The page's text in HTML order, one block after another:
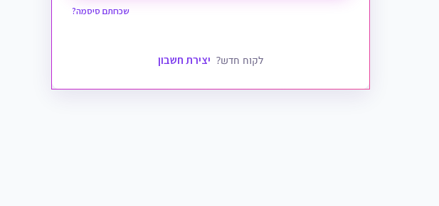
שכחתם סיסמה?
לקוח חדש? יצירת חשבון